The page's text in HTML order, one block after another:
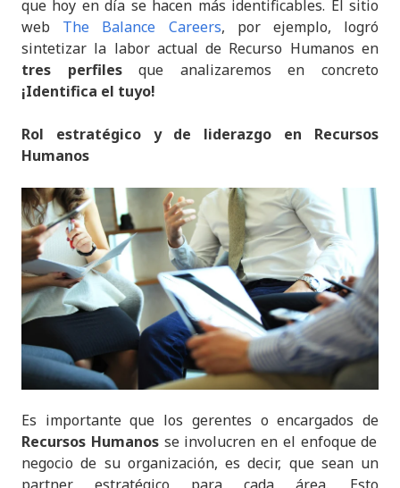
que hoy en día se hacen más identificables. El sitio
web The Balance Careers, por ejemplo, logró
sintetizar la labor actual de Recurso Humanos en
tres perfilesque analizaremos en concreto
¡Identifica el tuyo!
Rol estratégico y de liderazgo en Recursos
Humanos
Es importante que los gerentes o encargados de
Recursos Humanosse involucren en el enfoque de
negocio de su organización, es decir, que sean un